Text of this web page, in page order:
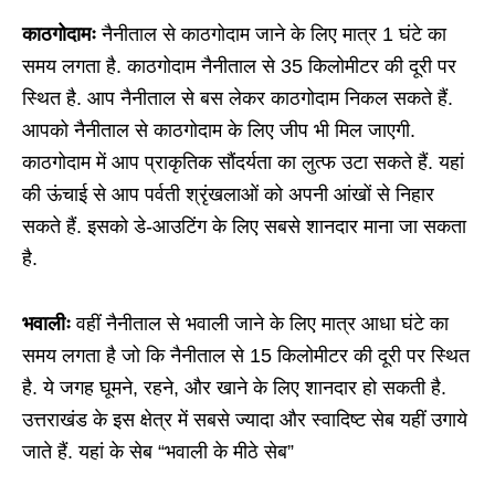
काठगोदामःनैनीताल से काठगोदाम जाने के लिए मात्र 1 घंटे का
समय लगता है. काठगोदाम नैनीताल से 35 किलोमीटर की दूरी पर
स्थित है. आप नैनीताल से बस लेकर काठगोदाम निकल सकते हैं.
आपको नैनीताल से काठगोदाम के लिए जीप भी मिल जाएगी.
काठगोदाम में आप प्राकृतिक सौंदर्यता का लुत्फ उटा सकते हैं. यहां
की ऊंचाई से आप पर्वती श्रृंखलाओं को अपनी आंखों से निहार
सकते हैं. इसको डे-आउटिंग के लिए सबसे शानदार माना जा सकता
है.
भवालीः वहीं नैनीताल से भवाली जाने के लिए मात्र आधा घंटे का
समय लगता है जो कि नैनीताल से 15 किलोमीटर की दूरी पर स्थित
है. ये जगह घूमने, रहने, और खाने के लिए शानदार हो सकती है.
उत्तराखंड के इस क्षेत्र में सबसे ज्यादा और स्वादिष्ट सेब यहीं उगाये
जाते हैं. यहां के सेब “भवाली के मीठे सेब”